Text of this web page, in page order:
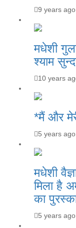
9 years ago
मधेशी
श्याम
10 years
*मैं और
5 years ago
मधेशी
मिला है
का
5 years ago